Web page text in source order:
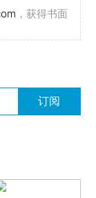
，获得书面
订阅